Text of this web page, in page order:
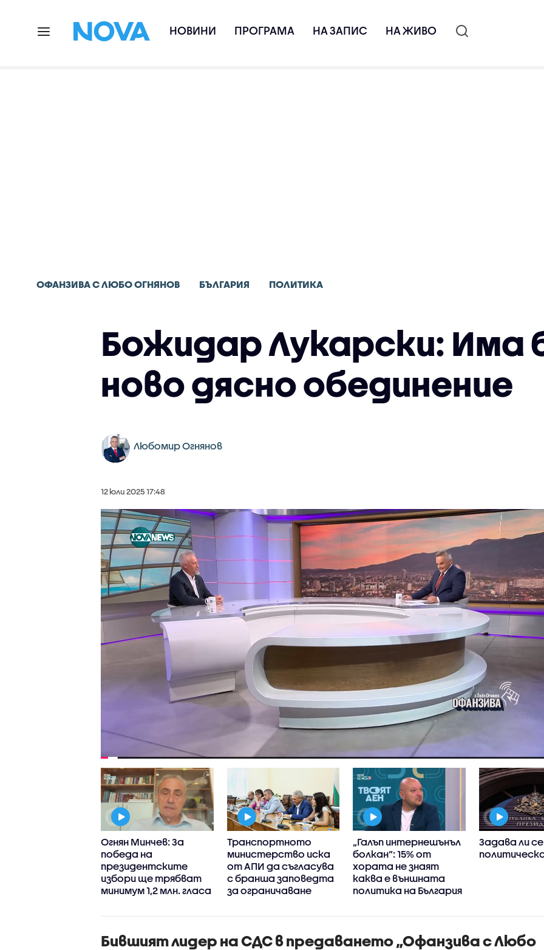
НОВИНИ ПРОГРАМА НА ЗАПИС НА ЖИВО
ОФАНЗИВА С ЛЮБО ОГНЯНОВ БЪЛГАРИЯ ПОЛИТИКА
Божидар Лукарски: Има
ново дясно обединение
Любомир Огнянов
12 юли 2025 17:48
Огнян Минчев: За
победа на
президентските
избори ще трябват
минимум 1,2 млн. гласа
Транспортното
министерство иска
от АПИ да съгласува
с бранша заповедта
за ограничаване
камиони
„Галъп интернешънъл
болкан“: 15% от
хората не знаят
каква е външната
политика на България
Задава ли се
политическа
Бившият лидер на СДС в предаването „Офанзива с Любо